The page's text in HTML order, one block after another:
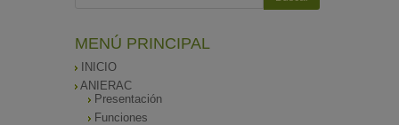
MENÚ PRINCIPAL
INICIO
ANIERAC
Presentación
Funciones